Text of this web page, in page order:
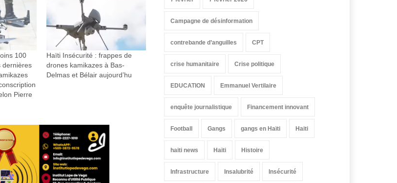
100
dernières
Pierre
Haïti Insécurité : frappes de
drones kamikazes à Bas-
Delmas et Bélair aujourd’hu
Campagne de désinformation
contrebande d’anguilles CPT
crise humanitaire Crise politique
EDUCATION Emmanuel Vertilaire
enquête journalistique Financement innovant
Football Gangs gangs en Haïti Haiti
haiti news Haïti Histoire
Infrastructure Insalubrité Insécurité